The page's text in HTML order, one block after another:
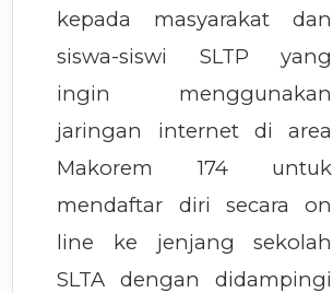
kepada masyarakat dan
siswa-siswi SLTP yang
ingin menggunakan
jaringan internet di area
Makorem 174 untuk
mendaftar diri secara on
line ke jenjang sekolah
SLTA dengan didampingi